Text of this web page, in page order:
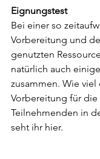
Eignungstest
Bei einer so
Vorbereitung und
genutzten
natürlich auch
zusammen. Wie
Vorbereitung für die
Teilnehmenden in
seht ihr hier.